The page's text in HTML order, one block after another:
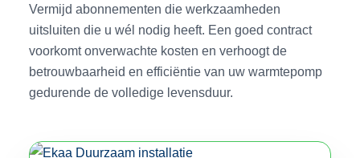
Vermijd abonnementen die werkzaamheden
uitsluiten die u wél nodig heeft. Een goed contract
voorkomt onverwachte kosten en verhoogt de
betrouwbaarheid en efficiëntie van uw warmtepomp
gedurende de volledige levensduur.